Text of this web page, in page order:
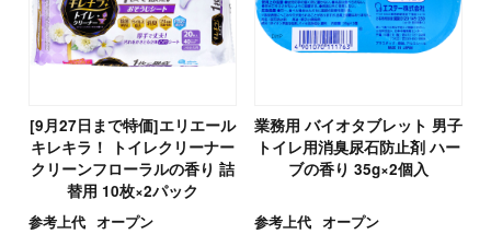
[9月27日まで特価]エリエール
キレキラ！ トイレクリーナー
クリーンフローラルの香り 詰
替用 10枚×2パック
参考上代 オープン
業務用 バイオタブレット 男子
トイレ用消臭尿石防止剤 ハー
ブの香り 35g×2個入
参考上代 オープン